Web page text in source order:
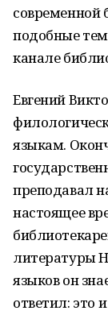
современной
подобные
канале
Евгений
языкам.
преподавал
настоящее
литературы
языков он
ответил: это